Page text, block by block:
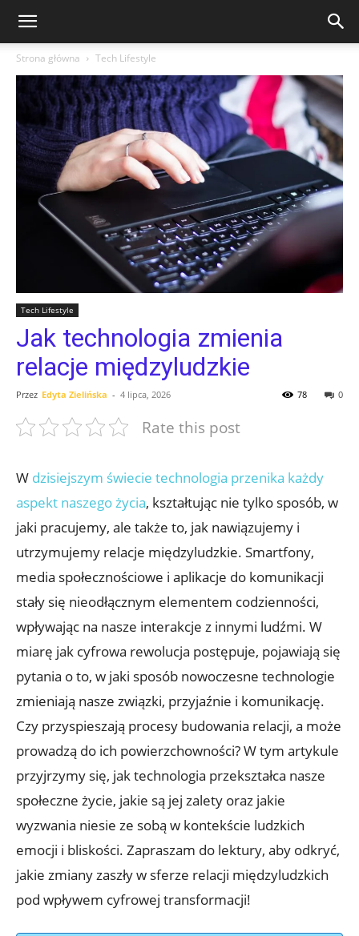
Strona główna Tech Lifestyle
Tech Lifestyle
Jak technologia zmienia
relacje międzyludzkie
Przez Edyta Zielińska - 4 lipca, 2026 0
78
Rate this post
W dzisiejszym świecie technologia przenika każdy
aspekt naszego życia, kształtując nie tylko sposób, w
jaki pracujemy, ale także to, jak nawiązujemy i
utrzymujemy relacje międzyludzkie. Smartfony,
media społecznościowe i aplikacje do komunikacji
stały się nieodłącznym elementem codzienności,
wpływając na nasze interakcje z innymi ludźmi. W
miarę jak cyfrowa rewolucja postępuje, pojawiają się
pytania o to, w jaki sposób nowoczesne technologie
zmieniają nasze związki, przyjaźnie i komunikację.
Czy przyspieszają procesy budowania relacji, a może
prowadzą do ich powierzchowności? W tym artykule
przyjrzymy się, jak technologia przekształca nasze
społeczne życie, jakie są jej zalety oraz jakie
wyzwania niesie ze sobą w kontekście ludzkich
emocji i bliskości. Zapraszam do lektury, aby odkryć,
jakie zmiany zaszły w sferze relacji międzyludzkich
pod wpływem cyfrowej transformacji!